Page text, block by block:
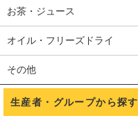
お茶・ジュース
オイル・フリーズドライ
その他
生産者・グループから探す